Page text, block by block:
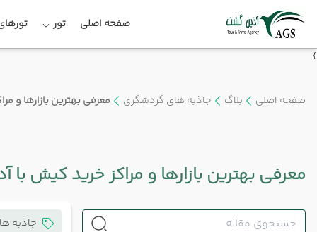
صفحه اصلی تور
}
صفحه اصلی بلاگ جاذبه های گردشگری معرفی بهترین بازارها و
معرفی بهترین بازارها و مراکز خرید کیش با
جاذبه